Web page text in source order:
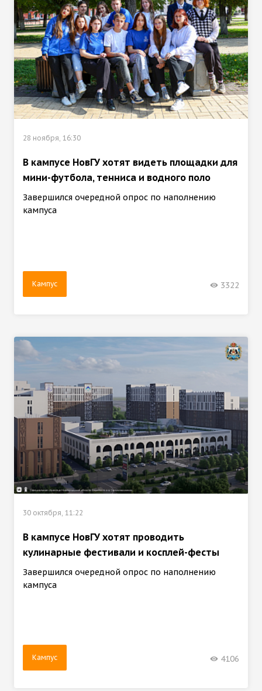
28 ноября, 16:30
В кампусе НовГУ хотят видеть площадки для
мини-футбола, тенниса и водного поло
Завершился очередной опрос по наполнению
кампуса
Кампус 3322
30 октября, 11:22
В кампусе НовГУ хотят проводить
кулинарные фестивали и косплей-фесты
Завершился очередной опрос по наполнению
кампуса
Кампус 4106